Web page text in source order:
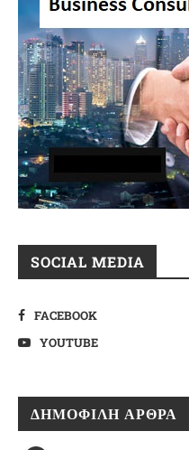
SOCIAL MEDIA
FACEBOOK
YOUTUBE
ΔΗΜΟΦΙΛΉ ΆΡΘΡΑ